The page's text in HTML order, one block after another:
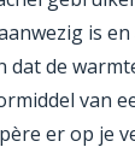
is
de
van
er op je